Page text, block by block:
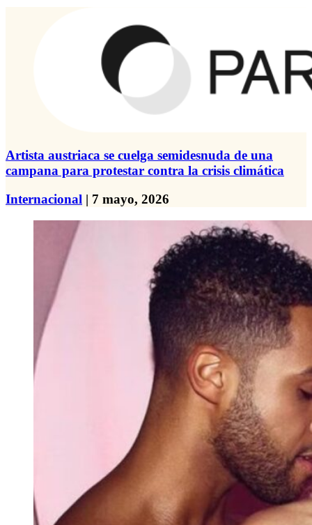
Artista austriaca se cuelga semidesnuda de una
campana para protestar contra la crisis climática
Internacional | 7 mayo, 2026